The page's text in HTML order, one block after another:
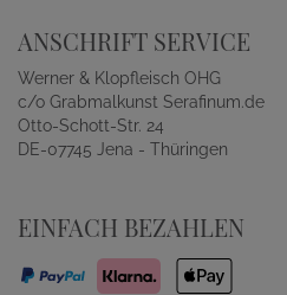
ANSCHRIFT SERVICE
Werner & Klopfleisch OHG
c/o Grabmalkunst Serafinum.de
Otto-Schott-Str. 24
DE-07745 Jena - Thüringen
EINFACH BEZAHLEN